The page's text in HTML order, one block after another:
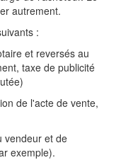
autrement.
:
et reversés au
taxe de publicité
de l'acte de vente,
vendeur et de
exemple).